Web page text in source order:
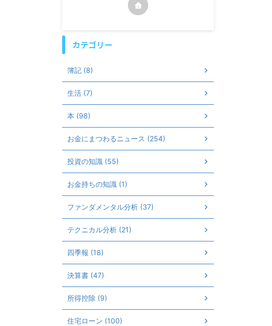
カテゴリー
簿記 (8)
生活 (7)
本 (98)
お金にまつわるニュース (254)
投資の知識 (55)
お金持ちの知識 (1)
ファンダメンタル分析 (37)
テクニカル分析 (21)
四季報 (18)
決算書 (47)
所得控除 (9)
住宅ローン (100)